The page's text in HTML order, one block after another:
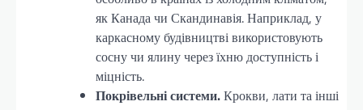
як Канада чи Скандинавія. Наприклад, у
каркасному будівництві використовують
сосну чи ялину через їхню доступність і
міцність.
Покрівельні системи.Крокви, лати та інші